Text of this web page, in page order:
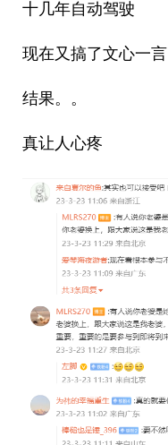
十几年自动驾驶
现在又搞了文心一言
结果。。
真让人心疼